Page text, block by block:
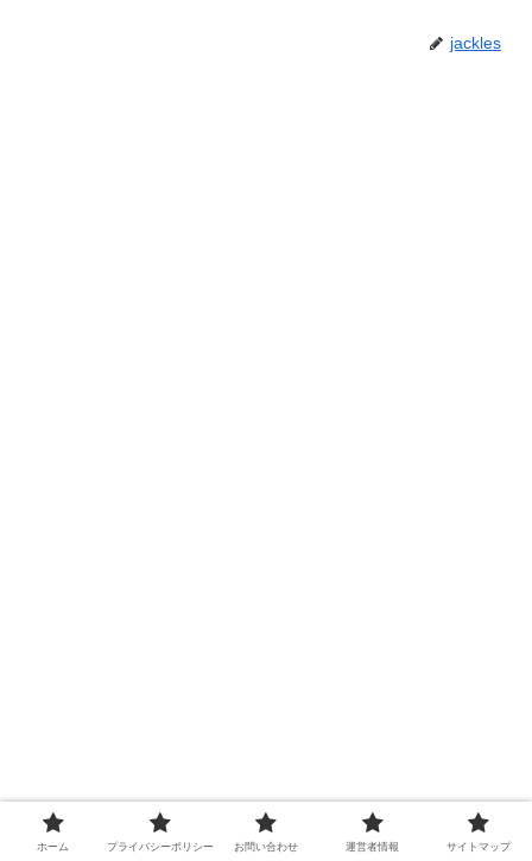
jackles
ホーム プライバシーポリシー お問い合わせ 運営者情報 サイトマップ